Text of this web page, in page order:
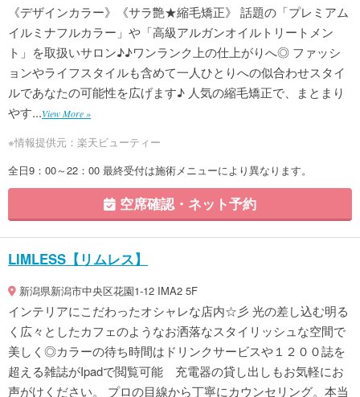
《デザインカラー》《サラ艶★縮毛矯正》 話題の「プレミアム
イルミナフルカラー」や「高級アルガンオイルトリートメン
ト」を取扱いサロン♪♪ワンランク上の仕上がりへ◎ ファッシ
ョンやライフスタイルも含めて一人ひとりへの似合わせスタイ
ルであなたの可能性を広げます♪ 人気の縮毛矯正で、まとまり
やす...View More »
※情報提供元：楽天ビューティー
全日9：00～22：00 最終受付は施術メニューにより異なります。
空席確認・ネット予約
LIMLESS【リムレス】
新潟県新潟市中央区花園1-12 IMA2 5F
インテリアにこだわったオシャレな店内☆彡 光の差し込む明る
く広々としたカフェのようなお洒落なスタイリッシュな空間で
美しく◎カラーの待ち時間はドリンクサービスや１２００誌を
超える雑誌がIpadで閲覧可能 充電器の貸し出しもお気軽にお
声がけください。 プロの目線から丁寧にカウンセリング。本当